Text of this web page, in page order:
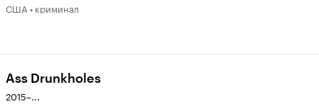
США • криминал
Ass Drunkholes
2015–...